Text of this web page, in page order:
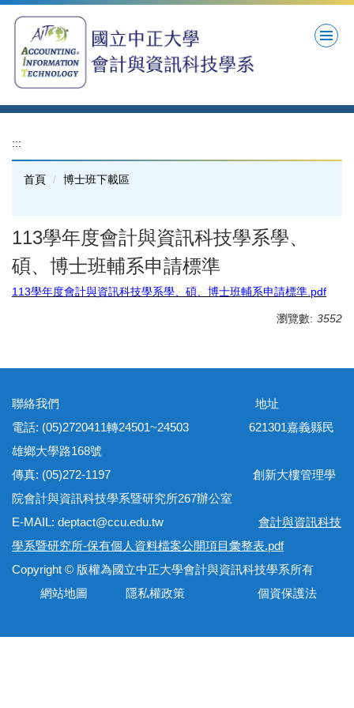
到
區
:::
首頁 博士班下載區
113學年度會計與資訊科技學系學、
碩、博士班輔系申請標準
113學年度會計與資訊科技學系學、碩、博士班輔系申請標準.pdf
瀏覽數: 3552
聯絡我們 地址
電話: (05)2720411轉24501~24503 621301嘉義縣民
雄鄉大學路168號
傳真: (05)272-1197 創新大樓管理學
院會計與資訊科技學系暨研究所267辦公室
E-MAIL: deptact@ccu.edu.tw 會計與資訊科技
學系暨研究所-保有個人資料檔案公開項目彙整表.pdf
Copyright © 版權為國立中正大學會計與資訊科技學系所有
網站地圖 隱私權政策 個資保護法